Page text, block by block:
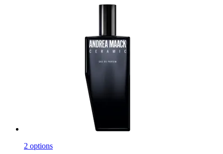
2 options